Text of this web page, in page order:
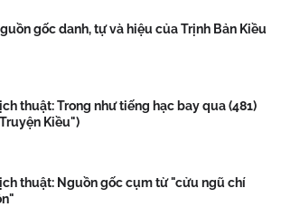
gốc danh, tự và hiệu của Trịnh Bản Kiều
thuật: Trong như tiếng hạc bay qua (481)
Kiều")
thuật: Nguồn gốc cụm từ "cửu ngũ chí